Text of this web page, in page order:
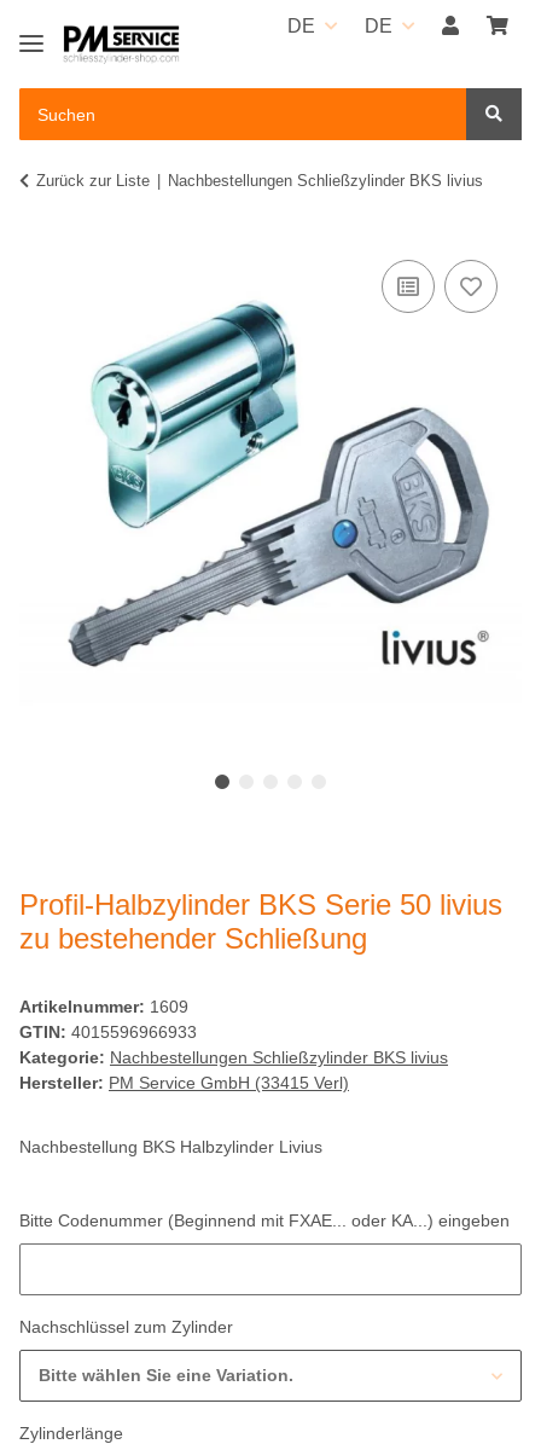
DE DE
Zurück zur Liste Nachbestellungen Schließzylinder BKS livius
Profil-Halbzylinder BKS Serie 50 livius
zu bestehender Schließung
Artikelnummer: 1609
GTIN: 4015596966933
Kategorie: Nachbestellungen Schließzylinder BKS livius
Hersteller: PM Service GmbH (33415 Verl)
Nachbestellung BKS Halbzylinder Livius
Bitte Codenummer (Beginnend mit FXAE... oder KA...) eingeben
Nachschlüssel zum Zylinder
Bitte wählen Sie eine Variation.
Zylinderlänge